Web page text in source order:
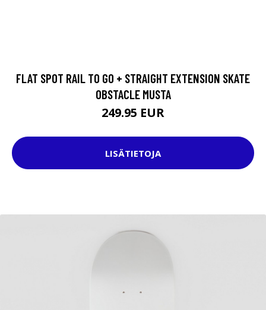
FLAT SPOT RAIL TO GO + STRAIGHT EXTENSION SKATE
OBSTACLE MUSTA
249.95 EUR
LISÄTIETOJA